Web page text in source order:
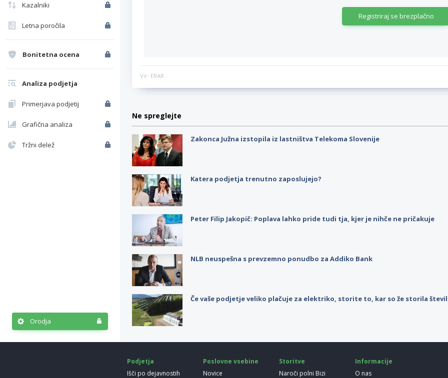
Kazalniki
Letna poročila
Bonitetna ocena
Analiza podjetja
Primerjava podjetij
Grafična analiza
Tržni delež
Orodja
Registriraj se brezplačno
Vir: ERAR
Ne spreglejte
Zakonca Južna izstopila iz lastništva Telekoma Slovenije
Katera podjetja trenutno zaposlujejo?
Peter Filip Jakopič: Poplava lahko pride tudi tja, kjer je nihče ne pričakuje
NLB neuspešna s prevzemno ponudbo za Addiko Bank
Če vaše podjetje veliko plačuje za elektriko, storite to, kar so že storila
Podjetja
Išči po dejavnostih
Poslovne vsebine
Novice
Storitve
Naroči polni Bizi
Informacije
O nas